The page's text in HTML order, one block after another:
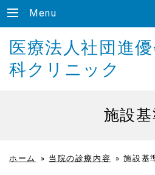
Menu
医療法人社団進
科クリニック
施設基
ホーム » 当院の診療内容 » 施設基